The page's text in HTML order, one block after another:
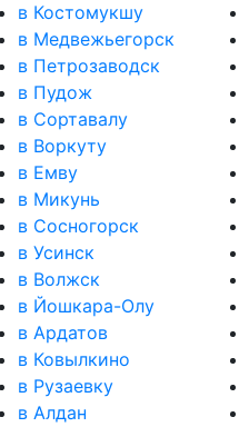
в Костомукшу
в Медвежьегорск
в Петрозаводск
в Пудож
в Сортавалу
в Воркуту
в Емву
в Микунь
в Сосногорск
в Усинск
в Волжск
в Йошкара-Олу
в Ардатов
в Ковылкино
в Рузаевку
в Алдан